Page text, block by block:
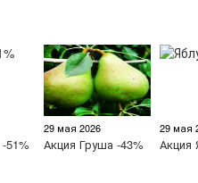
51%
29 мая 2026
Акция Груша -43%
29 мая
Акция